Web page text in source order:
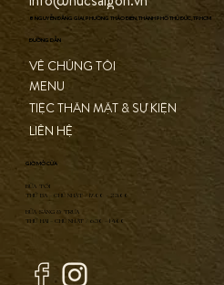
8 NGUYỄN ĐĂNG GIAI, PHƯỜNG THẢO ĐIỀN, THÀNH PHỐ THỦ ĐỨC, TP.HCM
ĐƯỜNG DẪN
VỀ CHÚNG TÔI
MENU
TIỆC THÂN MẬT & SỰ KIỆN
LIÊN HỆ
GIỜ MỞ CỬA
BỮA TỐI
THỨ BA - CHỦ NHẬT / 17:00 - 23:00
BỮA SÁNG & TRƯA
THỨ HAI - CHỦ NHẬT / 6:30 - 14:00